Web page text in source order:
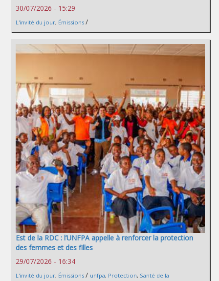
30/07/2026 - 15:29
L'invité du jour, Émissions /
Est de la RDC : l’UNFPA appelle à renforcer la protection
des femmes et des filles
29/07/2026 - 16:34
L'invité du jour, Émissions / unfpa, Protection, Santé de la